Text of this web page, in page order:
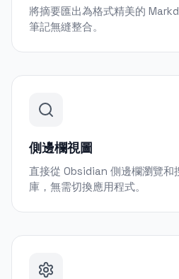
將摘要匯出為格式精美的
筆記無縫整合。
側邊欄視圖
直接從 Obsidian 側邊欄瀏覽
庫，無需切換應用程式。